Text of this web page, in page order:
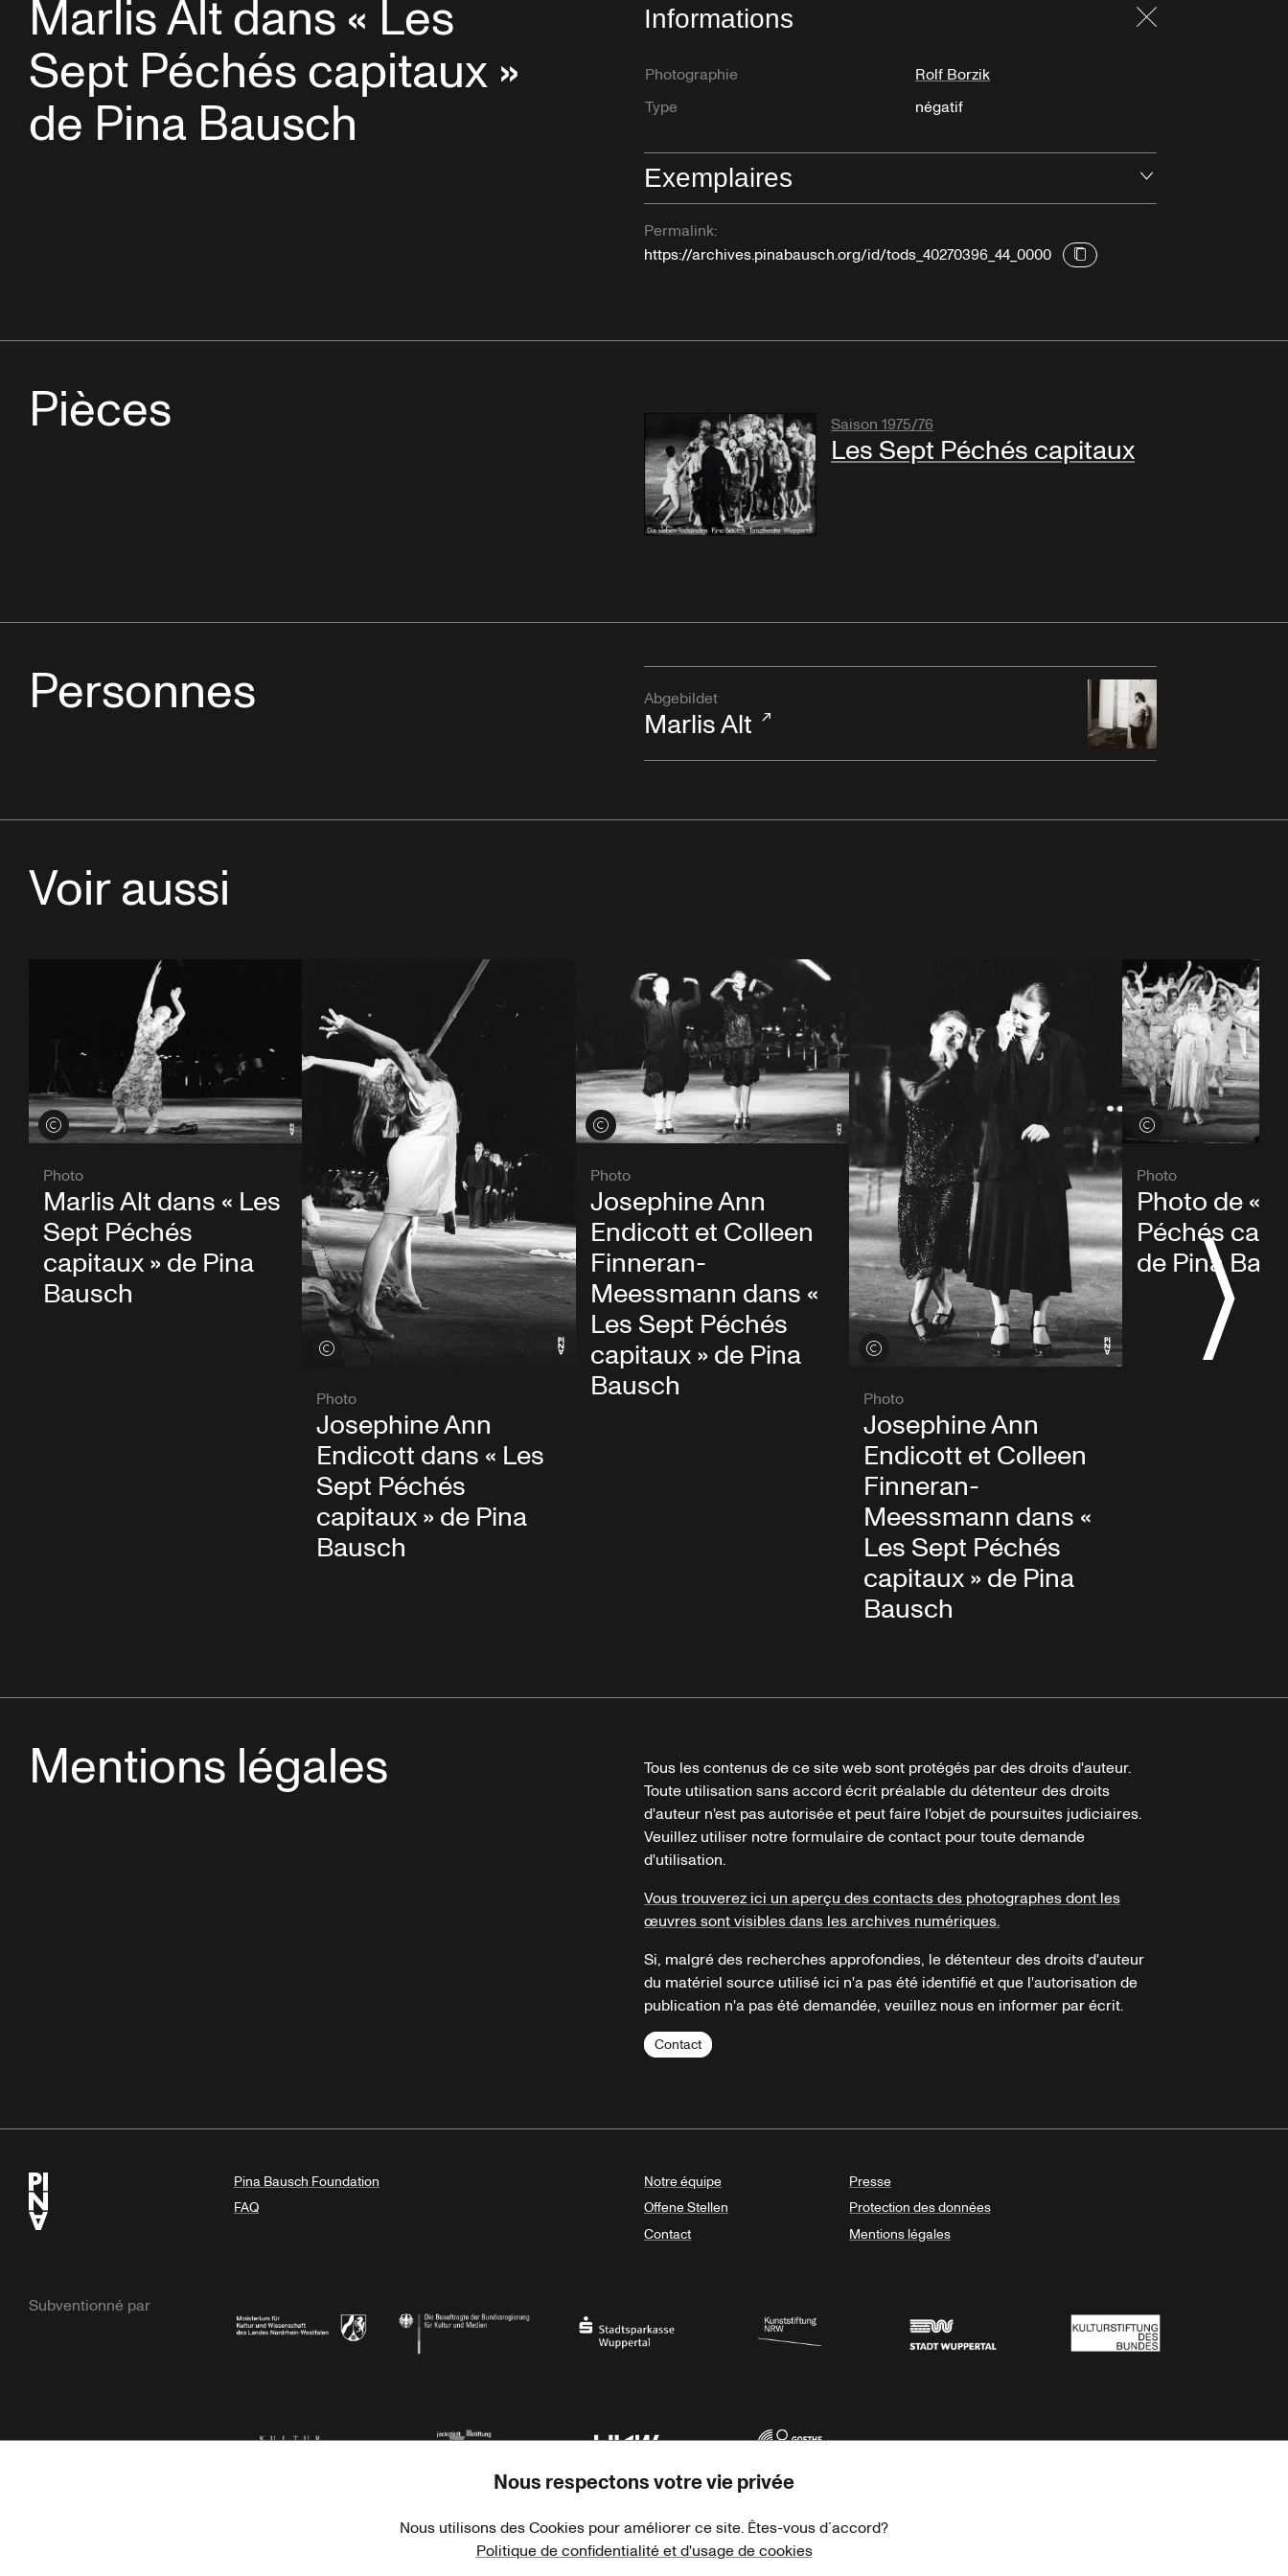
Marlis Alt dans « Les
Sept Péchés capitaux »
de Pina Bausch
Informations
Photographie
Rolf Borzik
Type
négatif
Exemplaires
Permalink:
https://archives.pinabausch.org/id/tods_40270396_44_0000
Pièces Saison 1975/76
Les Sept Péchés capitaux
Personnes Abgebildet
Marlis Alt
Voir aussi
Voir les crédits
Photo
Marlis Alt dans « Les
Sept Péchés
capitaux » de Pina
Bausch
Voir les crédits
Photo
Josephine Ann
Endicott dans « Les
Sept Péchés
capitaux » de Pina
Bausch
Voir les crédits
Photo
Josephine Ann
Endicott et Colleen
Finneran-
Meessmann dans «
Les Sept Péchés
capitaux » de Pina
Bausch
Voir les crédits
Photo
Josephine Ann
Endicott et Colleen
Finneran-
Meessmann dans «
Les Sept Péchés
capitaux » de Pina
Bausch
Voir les crédits
Photo
Photo de «
Péchés
de Pina
Mentions légales
Tous les contenus de ce site web sont protégés par des droits d'auteur.
Toute utilisation sans accord écrit préalable du détenteur des droits
d'auteur n'est pas autorisée et peut faire l'objet de poursuites judiciaires.
Veuillez utiliser notre formulaire de contact pour toute demande
d'utilisation.
Vous trouverez ici un aperçu des contacts des photographes dont les
œuvres sont visibles dans les archives numériques.
Si, malgré des recherches approfondies, le détenteur des droits d'auteur
du matériel source utilisé ici n'a pas été identifié et que l'autorisation de
publication n'a pas été demandée, veuillez nous en informer par écrit.
Contact
Pina Bausch Foundation
FAQ
Notre équipe
Offene Stellen
Contact
Presse
Protection des données
Mentions légales
Subventionné par
Haus der Kulturen der Welt Goethe-Institut
Nous respectons votre vie privée
Nous utilisons des Cookies pour améliorer ce site. Êtes-vous d´accord?
Politique de confidentialité et d'usage de cookies